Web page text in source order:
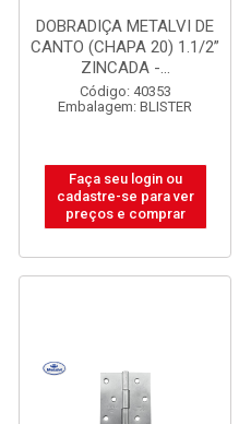
DOBRADIÇA METALVI DE
CANTO (CHAPA 20) 1.1/2”
ZINCADA -...
Código: 40353
Embalagem: BLISTER
Faça seu login ou
cadastre-se para ver
preços e comprar